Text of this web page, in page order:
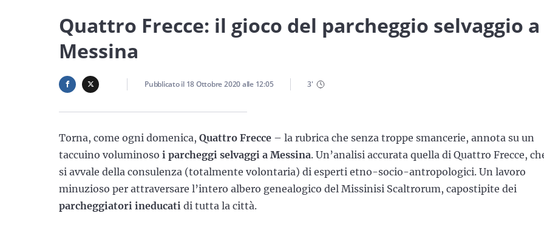
Quattro Frecce: il gioco del parcheggio selvaggio a
Messina
Pubblicato il 18 Ottobre 2020alle 12:05 3'
Torna, come ogni domenica, Quattro Frecce – la rubrica che senza troppe smancerie, annota su un
taccuino voluminoso i parcheggi selvaggi a Messina. Un’analisi accurata quella di Quattro Frecce,
si avvale della consulenza (totalmente volontaria) di esperti etno-socio-antropologici. Un lavoro
minuzioso per attraversare l’intero albero genealogico del Missinisi Scaltrorum, capostipite dei
parcheggiatori ineducati di tutta la città.